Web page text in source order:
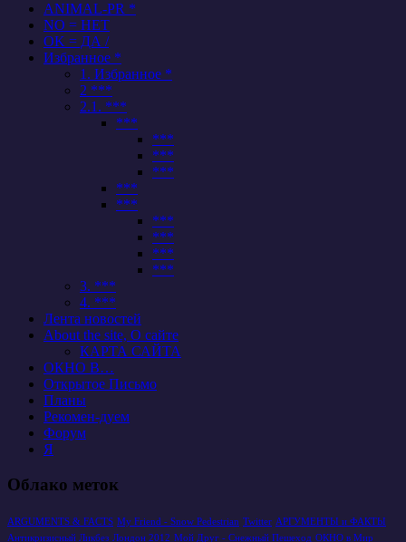
ANIMAL-PR *
NO = НЕТ
OK = ДА /
Избранное *
1. Избранное *
2 ***
2.1. ***
***
***
***
***
***
***
***
***
***
***
3. ***
4. ***
Лента новостей
About the site, О сайте
КАРТА САЙТА
ОКНО В…
Открытое Письмо
Планы
Рекомен-дуем
Форум
Я
Облако меток
ARGUMENTS & FACTS My Friend - Snow Pedestrian Twitter АРГУМЕНТЫ и ФАКТЫ
Антикризисный Ликбез Лондон 2012 Мой Друг - Снежный Пешеход ОКНО в Мир